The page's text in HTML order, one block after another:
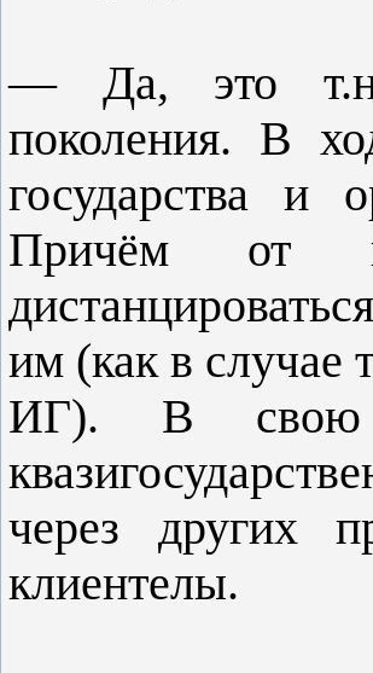
— Да, это т.н.
поколения. В
государства и
Причём от
им (как в случае
ИГ). В свою
через других
клиентелы.